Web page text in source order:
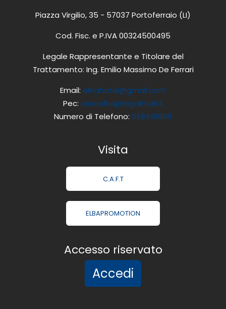
Piazza Virgilio, 35 - 57037 Portoferraio (LI)
Cod. Fisc. e P.IVA 00324500495
Legale Rappresentante e Titolare del
Trattamento: Ing. Emilio Massimo De Ferrari
Email: elbahotel@gmail.com
Pec: assoelba@legalmail.it
Numero di Telefono: 0565919611
Visita
C.A.F.T
ELBAPROMOTION
Accesso riservato
Accedi